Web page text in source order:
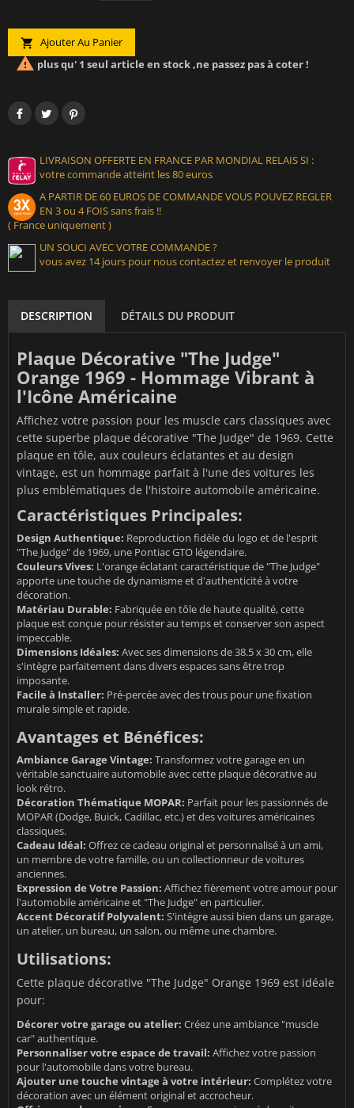
 Ajouter Au Panier
 plus qu' 1 seul article en stock ,ne passez pas à coter !
LIVRAISON OFFERTE EN FRANCE PAR MONDIAL RELAIS SI :
votre commande atteint les 80 euros
A PARTIR DE 60 EUROS DE COMMANDE VOUS POUVEZ REGLER
EN 3 ou 4 FOIS sans frais !!
( France uniquement )
UN SOUCI AVEC VOTRE COMMANDE ?
vous avez 14 jours pour nous contactez et renvoyer le produit
DESCRIPTION DÉTAILS DU PRODUIT
Plaque Décorative "The Judge"
Orange 1969 - Hommage Vibrant à
l'Icône Américaine
Affichez votre passion pour les muscle cars classiques avec
cette superbe plaque décorative "The Judge" de 1969. Cette
plaque en tôle, aux couleurs éclatantes et au design
vintage, est un hommage parfait à l'une des voitures les
plus emblématiques de l'histoire automobile américaine.
Caractéristiques Principales:
Design Authentique: Reproduction fidèle du logo et de l'esprit
"The Judge" de 1969, une Pontiac GTO légendaire.
Couleurs Vives: L'orange éclatant caractéristique de "The Judge"
apporte une touche de dynamisme et d'authenticité à votre
décoration.
Matériau Durable: Fabriquée en tôle de haute qualité, cette
plaque est conçue pour résister au temps et conserver son aspect
impeccable.
Dimensions Idéales: Avec ses dimensions de 38.5 x 30 cm, elle
s'intègre parfaitement dans divers espaces sans être trop
imposante.
Facile à Installer: Pré-percée avec des trous pour une fixation
murale simple et rapide.
Avantages et Bénéfices:
Ambiance Garage Vintage: Transformez votre garage en un
véritable sanctuaire automobile avec cette plaque décorative au
look rétro.
Décoration Thématique MOPAR: Parfait pour les passionnés de
MOPAR (Dodge, Buick, Cadillac, etc.) et des voitures américaines
classiques.
Cadeau Idéal: Offrez ce cadeau original et personnalisé à un ami,
un membre de votre famille, ou un collectionneur de voitures
anciennes.
Expression de Votre Passion: Affichez fièrement votre amour pour
l'automobile américaine et "The Judge" en particulier.
Accent Décoratif Polyvalent: S'intègre aussi bien dans un garage,
un atelier, un bureau, un salon, ou même une chambre.
Utilisations:
Cette plaque décorative "The Judge" Orange 1969 est idéale
pour:
Décorer votre garage ou atelier: Créez une ambiance "muscle
car" authentique.
Personnaliser votre espace de travail: Affichez votre passion
pour l'automobile dans votre bureau.
Ajouter une touche vintage à votre intérieur: Complétez votre
décoration avec un élément original et accrocheur.